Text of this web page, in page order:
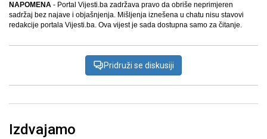
NAPOMENA - Portal Vijesti.ba zadržava pravo da obriše neprimjeren
sadržaj bez najave i objašnjenja. Mišljenja iznešena u chatu nisu stavovi
redakcije portala Vijesti.ba. Ova vijest je sada dostupna samo za čitanje.
Pridruži se diskusiji
Izdvajamo